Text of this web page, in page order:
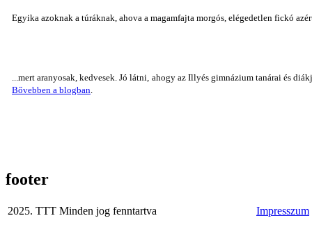
Egyika azoknak a túráknak, ahova a magamfajta morgós, elégedetlen fickó
...mert aranyosak, kedvesek. Jó látni, ahogy az Illyés gimnázium tanárai és
Bővebben a blogban
footer
2025. TTT Minden jog fenntartva Impresszum